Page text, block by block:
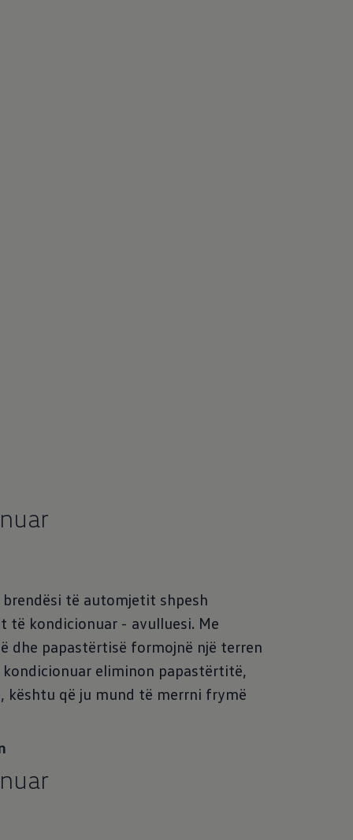
të automjetit shpesh
kondicionuar - avulluesi. Me
dhe papastërtisë formojnë një terren
eliminon papastërtitë,
kështu që ju mund të merrni frymë